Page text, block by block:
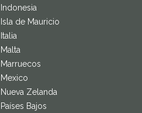
Indonesia
Isla de Mauricio
Italia
Malta
Marruecos
Mexico
Nueva Zelanda
Países Bajos